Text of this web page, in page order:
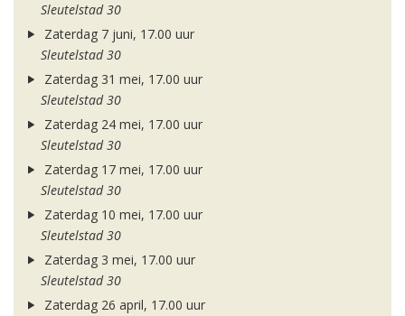
Sleutelstad 30
Zaterdag 7 juni, 17.00 uur
Sleutelstad 30
Zaterdag 31 mei, 17.00 uur
Sleutelstad 30
Zaterdag 24 mei, 17.00 uur
Sleutelstad 30
Zaterdag 17 mei, 17.00 uur
Sleutelstad 30
Zaterdag 10 mei, 17.00 uur
Sleutelstad 30
Zaterdag 3 mei, 17.00 uur
Sleutelstad 30
Zaterdag 26 april, 17.00 uur